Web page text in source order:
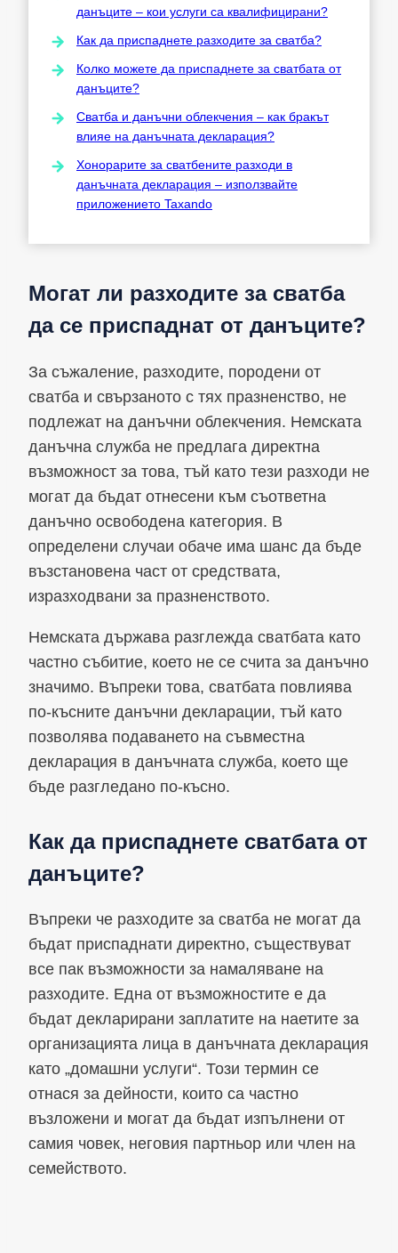
данъците – кои услуги са квалифицирани?
Как да приспаднете разходите за сватба?
Колко можете да приспаднете за сватбата от
данъците?
Сватба и данъчни облекчения – как бракът
влияе на данъчната декларация?
Хонорарите за сватбените разходи в
данъчната декларация – използвайте
приложението Taxando
Могат ли разходите за сватба
да се приспаднат от данъците?
За съжаление, разходите, породени от
сватба и свързаното с тях празненство, не
подлежат на данъчни облекчения. Немската
данъчна служба не предлага директна
възможност за това, тъй като тези разходи не
могат да бъдат отнесени към съответна
данъчно освободена категория. В
определени случаи обаче има шанс да бъде
възстановена част от средствата,
изразходвани за празненството.
Немската държава разглежда сватбата като
частно събитие, което не се счита за данъчно
значимо. Въпреки това, сватбата повлиява
по-късните данъчни декларации, тъй като
позволява подаването на съвместна
декларация в данъчната служба, което ще
бъде разгледано по-късно.
Как да приспаднете сватбата от
данъците?
Въпреки че разходите за сватба не могат да
бъдат приспаднати директно, съществуват
все пак възможности за намаляване на
разходите. Една от възможностите е да
бъдат декларирани заплатите на наетите за
организацията лица в данъчната декларация
като „домашни услуги“. Този термин се
отнася за дейности, които са частно
възложени и могат да бъдат изпълнени от
самия човек, неговия партньор или член на
семейството.